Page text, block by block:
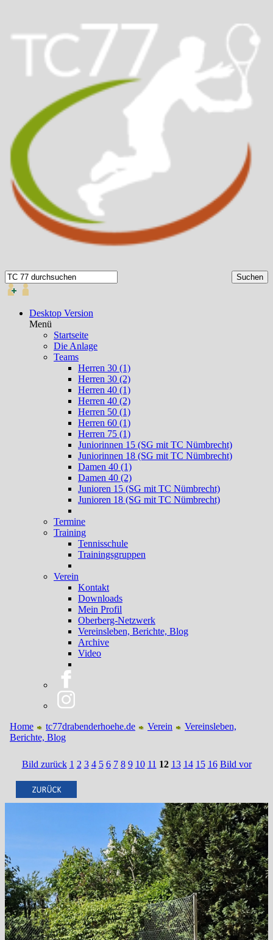
Desktop Version
Menü
Startseite
Die Anlage
Teams
Herren 30 (1)
Herren 30 (2)
Herren 40 (1)
Herren 40 (2)
Herren 50 (1)
Herren 60 (1)
Herren 75 (1)
Juniorinnen 15 (SG mit TC Nümbrecht)
Juniorinnen 18 (SG mit TC Nümbrecht)
Damen 40 (1)
Damen 40 (2)
Junioren 15 (SG mit TC Nümbrecht)
Junioren 18 (SG mit TC Nümbrecht)
Termine
Training
Tennisschule
Trainingsgruppen
Verein
Kontakt
Downloads
Mein Profil
Oberberg-Netzwerk
Vereinsleben, Berichte, Blog
Archive
Video
Home tc77drabenderhoehe.de Verein
Vereinsleben,
Berichte, Blog
Bild zurück 1 2 3 4 5 6 7 8 9 10 11 12 13 14 15 16 Bild vor